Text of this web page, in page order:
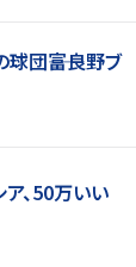
団――富良野ブ
、50万いい